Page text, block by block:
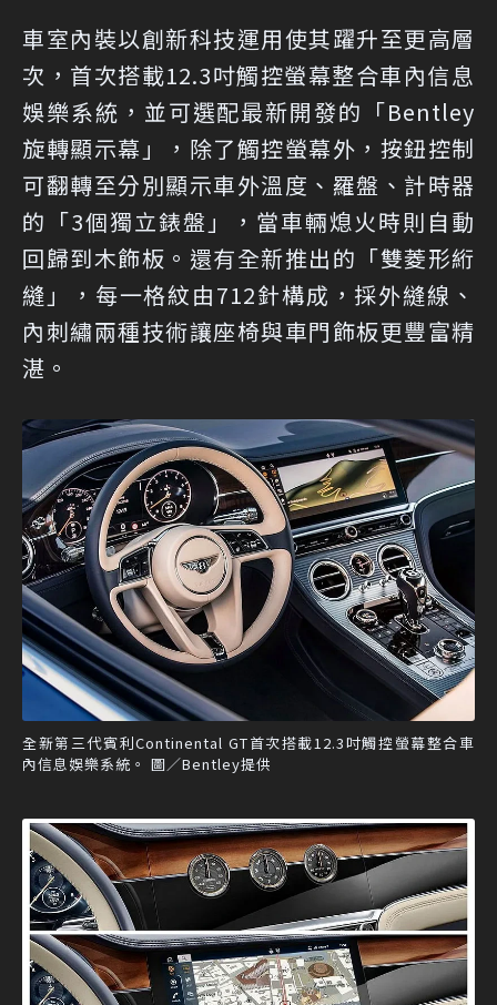
車室內裝以創新科技運用使其躍升至更高層
次，首次搭載12.3吋觸控螢幕整合車內信息
娛樂系統，並可選配最新開發的「Bentley
旋轉顯示幕」，除了觸控螢幕外，按鈕控制
可翻轉至分別顯示車外溫度、羅盤、計時器
的「3個獨立錶盤」，當車輛熄火時則自動
回歸到木飾板。還有全新推出的「雙菱形絎
縫」，每一格紋由712針構成，採外縫線、
內刺繡兩種技術讓座椅與車門飾板更豐富精
湛。
全新第三代賓利Continental GT首次搭載12.3吋觸控螢幕整合車
內信息娛樂系統。 圖／Bentley提供